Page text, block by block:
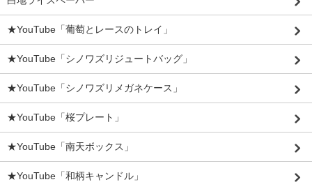
★YouTube「葡萄とレースのトレイ」
★YouTube「シノワズリジュートバッグ」
★YouTube「シノワズリメガネケース」
★YouTube「桜プレート」
★YouTube「南天ボックス」
★YouTube「和柄キャンドル」